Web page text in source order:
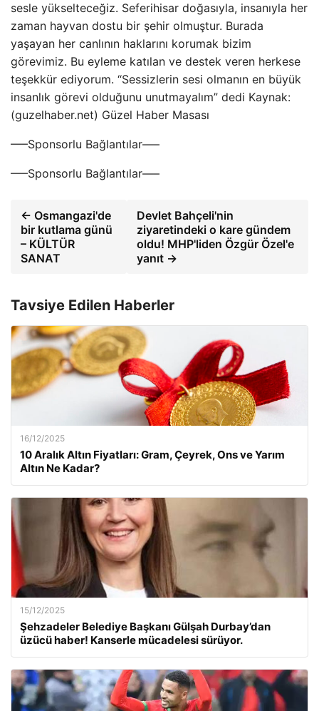
sesle yükselteceğiz. Seferihisar doğasıyla, insanıyla her
zaman hayvan dostu bir şehir olmuştur. Burada
yaşayan her canlının haklarını korumak bizim
görevimiz. Bu eyleme katılan ve destek veren herkese
teşekkür ediyorum. “Sessizlerin sesi olmanın en büyük
insanlık görevi olduğunu unutmayalım” dedi Kaynak:
(guzelhaber.net) Güzel Haber Masası
—–Sponsorlu Bağlantılar—–
—–Sponsorlu Bağlantılar—–
← Osmangazi'de
bir kutlama günü
– KÜLTÜR
SANAT
Devlet Bahçeli'nin
ziyaretindeki o kare gündem
oldu! MHP'liden Özgür Özel'e
yanıt →
Tavsiye Edilen Haberler
16/12/2025
10 Aralık Altın Fiyatları: Gram, Çeyrek, Ons ve Yarım
Altın Ne Kadar?
15/12/2025
Şehzadeler Belediye Başkanı Gülşah Durbay’dan
üzücü haber! Kanserle mücadelesi sürüyor.